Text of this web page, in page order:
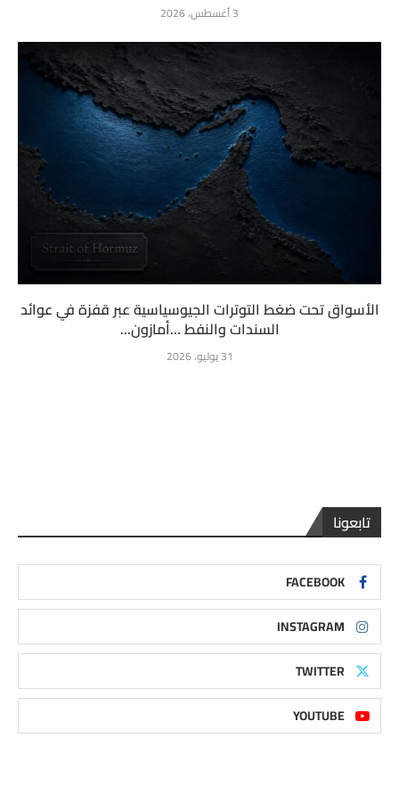
3 أغسطس، 2026
الأسواق تحت ضغط التوترات الجيوسياسية عبر قفزة في عوائد
السندات والنفط …أمازون...
31 يوليو، 2026
تابعونا
FACEBOOK
INSTAGRAM
TWITTER
YOUTUBE